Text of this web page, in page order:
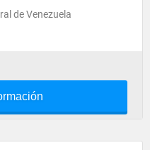
de Venezuela